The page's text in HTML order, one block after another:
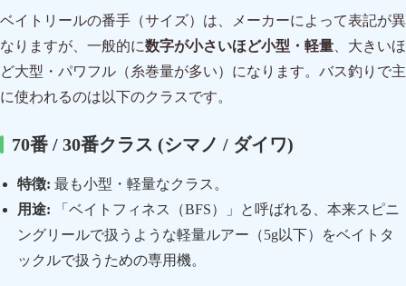
ベイトリールの番手（サイズ）は、メーカーによって表記が異
なりますが、一般的に数字が小さいほど小型・軽量 、大きいほ
ど大型・パワフル（糸巻量が多い）になります。バス釣りで主
に使われるのは以下のクラスです。
70番 / 30番クラス (シマノ / ダイワ)
特徴: 最も小型・軽量なクラス。
用途: 「ベイトフィネス（BFS）」と呼ばれる、本来スピニ
ングリールで扱うような軽量ルアー（5g以下）をベイトタ
ックルで扱うための専用機。